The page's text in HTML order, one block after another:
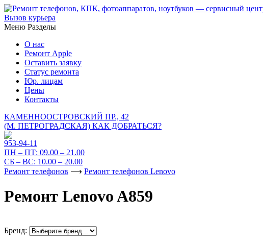
Вызов курьера
Меню Разделы
О нас
Ремонт Apple
Оставить заявку
Статус ремонта
Юр. лицам
Цены
Контакты
КАМЕННООСТРОВСКИЙ ПР., 42
(М. ПЕТРОГРАДСКАЯ) КАК ДОБРАТЬСЯ?
953-94-11
ПН – ПТ: 09.00 – 21.00
СБ – ВС: 10.00 – 20.00
Ремонт телефонов ⟶ Ремонт телефонов Lenovo
Ремонт Lenovo A859
Бренд: